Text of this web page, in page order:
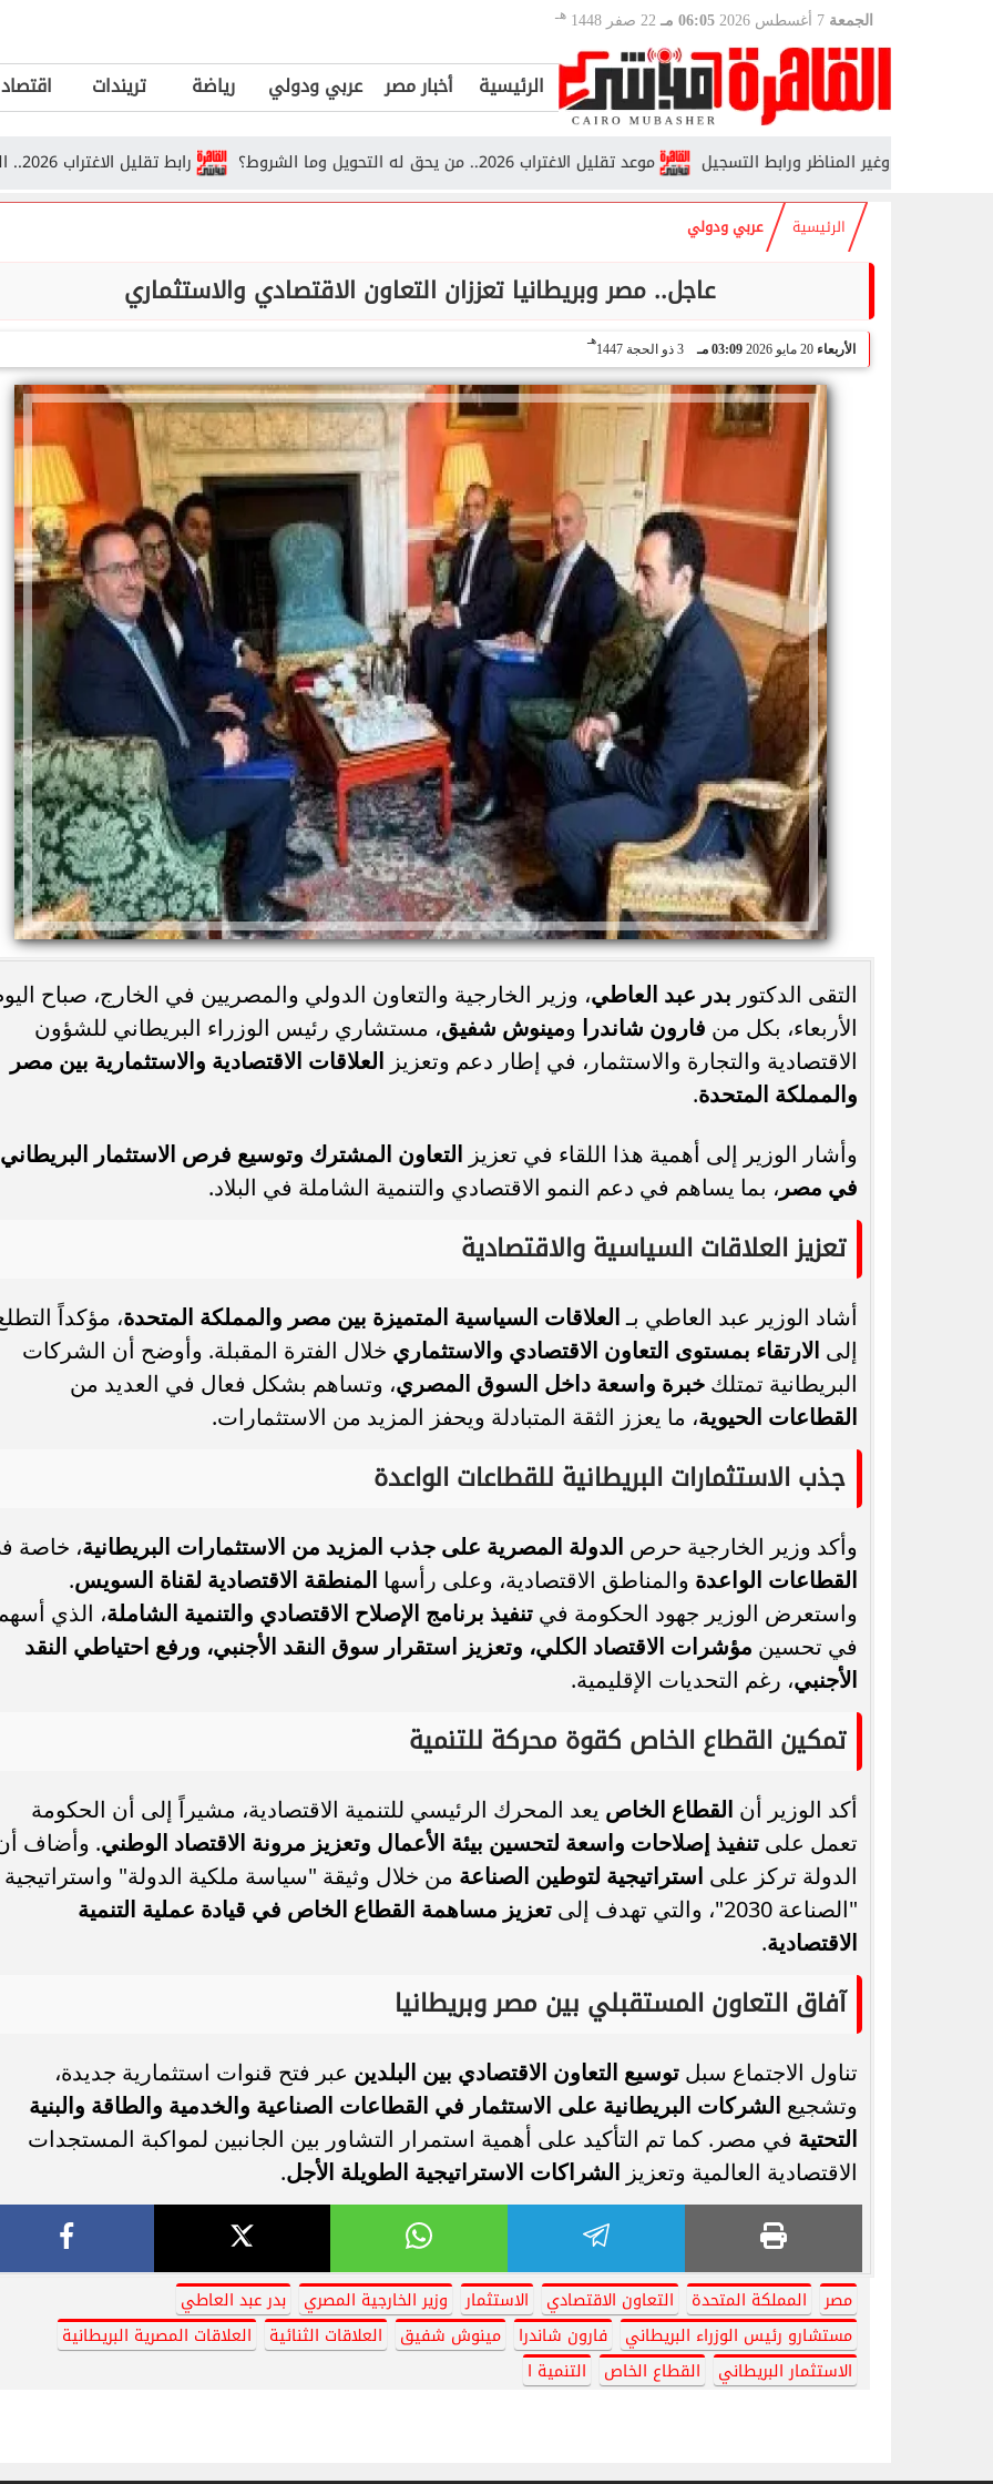
الجمعة 06:05 مـ 22 صفر 1448 هـ
الرئيسية أخبار مصر عربي ودولي رياضة تريندات اقتصاد
رابط تقليل الاغتراب 2026.. الشروط وخطوات التحويل بين الكليات موعد تقليل الاغتراب 2026.. من يحق له التحويل وما الشروط؟
الرئيسية عربي ودولي
عاجل.. مصر وبريطانيا تعززان التعاون الاقتصادي والاستثماري
الأربعاء 20 مايو 2026 03:09 مـ 3 ذو الحجة 1447
هـ
التقى الدكتور بدر عبد العاطي، وزير الخارجية والتعاون الدولي والمصريين في الخارج، صباح
الأربعاء، بكل من فارون شاندرا ومينوش شفيق، مستشاري رئيس الوزراء البريطاني للشؤون
الاقتصادية والتجارة والاستثمار، في إطار دعم وتعزيز العلاقات الاقتصادية والاستثمارية بين مصر
والمملكة المتحدة.
وأشار الوزير إلى أهمية هذا اللقاء في تعزيز التعاون المشترك وتوسيع فرص الاستثمار البريطاني
في مصر ، بما يساهم في دعم النمو الاقتصادي والتنمية الشاملة في البلاد.
تعزيز العلاقات السياسية والاقتصادية
أشاد الوزير عبد العاطي بـالعلاقات السياسية المتميزة بين مصر والمملكة المتحدة، مؤكداً
إلى الارتقاء بمستوى التعاون الاقتصادي والاستثماري خلال الفترة المقبلة. وأوضح أن الشركات
البريطانية تمتلك خبرة واسعة داخل السوق المصري، وتساهم بشكل فعال في العديد من
القطاعات الحيوية، ما يعزز الثقة المتبادلة ويحفز المزيد من الاستثمارات.
جذب الاستثمارات البريطانية للقطاعات الواعدة
وأكد وزير الخارجية حرص الدولة المصرية على جذب المزيد من الاستثمارات البريطانية، خاصة
القطاعات الواعدة والمناطق الاقتصادية، وعلى رأسها المنطقة الاقتصادية لقناة السويس.
واستعرض الوزير جهود الحكومة في تنفيذ برنامج الإصلاح الاقتصادي والتنمية الشاملة، الذي
في تحسين مؤشرات الاقتصاد الكلي، وتعزيز استقرار سوق النقد الأجنبي، ورفع احتياطي النقد
الأجنبي، رغم التحديات الإقليمية.
تمكين القطاع الخاص كقوة محركة للتنمية
أكد الوزير أن القطاع الخاص يعد المحرك الرئيسي للتنمية الاقتصادية، مشيراً إلى أن الحكومة
تعمل على تنفيذ إصلاحات واسعة لتحسين بيئة الأعمال وتعزيز مرونة الاقتصاد الوطني. وأضاف
الدولة تركز على استراتيجية لتوطين الصناعة من خلال وثيقة "سياسة ملكية الدولة" واستراتيجية
"الصناعة 2030"، والتي تهدف إلى
تعزيز مساهمة القطاع الخاص في قيادة عملية التنمية
الاقتصادية.
آفاق التعاون المستقبلي بين مصر وبريطانيا
تناول الاجتماع سبل توسيع التعاون الاقتصادي بين البلدين عبر فتح قنوات استثمارية جديدة،
وتشجيع الشركات البريطانية على الاستثمار في القطاعات الصناعية والخدمية والطاقة والبنية
التحتية في مصر. كما تم التأكيد على أهمية استمرار التشاور بين الجانبين لمواكبة المستجدات
الاقتصادية العالمية وتعزيز الشراكات الاستراتيجية الطويلة الأجل.
مصر المملكة المتحدة التعاون الاقتصادي الاستثمار وزير الخارجية المصري
بدر عبد العاطي
مستشارو رئيس الوزراء البريطاني
فارون شاندرا مينوش شفيق العلاقات الثنائية
العلاقات المصرية البريطانية
الاستثمار البريطاني
القطاع الخاص التنمية ا
الدور الثاني بالقاهرة 2026
التحويل بين الكليات
التحويل وما الشروط؟